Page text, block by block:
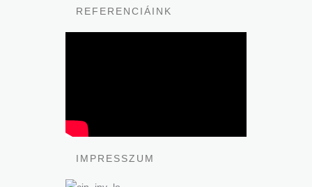
REFERENCIÁINK
IMPRESSZUM